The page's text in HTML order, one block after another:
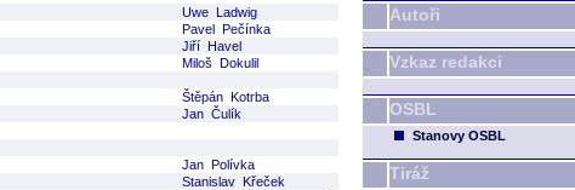
Autoři
Vzkaz redakci
OSBL
Stanovy OSBL
Tiráž
Uwe Ladwig
Pavel Pečínka
Jiří Havel
Miloš Dokulil
Štěpán Kotrba
Jan Čulík
Jan Polívka
Stanislav Křeček